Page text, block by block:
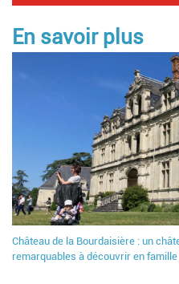
En savoir plus
Château de la Bourdaisière : un
remarquables à découvrir en